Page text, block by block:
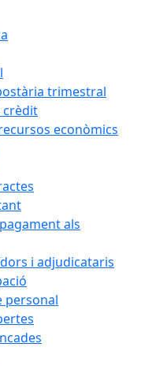
trimestral
crèdit
econòmics
als
i adjudicataris
personal